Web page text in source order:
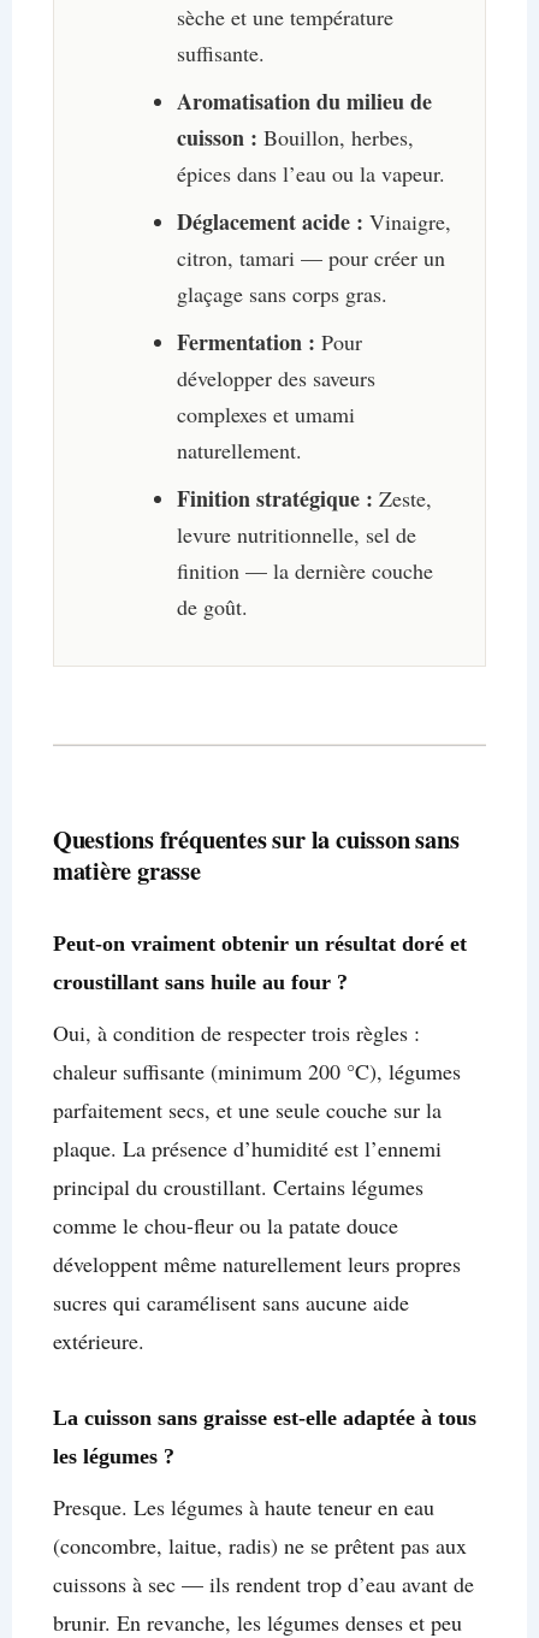
sèche et une température
suffisante.
Aromatisation du milieu de
cuisson : Bouillon, herbes,
épices dans l’eau ou la vapeur.
Déglacement acide : Vinaigre,
citron, tamari — pour créer un
glaçage sans corps gras.
Fermentation : Pour
développer des saveurs
complexes et umami
naturellement.
Finition stratégique : Zeste,
levure nutritionnelle, sel de
finition — la dernière couche
de goût.
Questions fréquentes sur la cuisson sans
matière grasse
Peut-on vraiment obtenir un résultat doré et
croustillant sans huile au four ?
Oui, à condition de respecter trois règles :
chaleur suffisante (minimum 200 °C), légumes
parfaitement secs, et une seule couche sur la
plaque. La présence d’humidité est l’ennemi
principal du croustillant. Certains légumes
comme le chou-fleur ou la patate douce
développent même naturellement leurs propres
sucres qui caramélisent sans aucune aide
extérieure.
La cuisson sans graisse est-elle adaptée à tous
les légumes ?
Presque. Les légumes à haute teneur en eau
(concombre, laitue, radis) ne se prêtent pas aux
cuissons à sec — ils rendent trop d’eau avant de
brunir. En revanche, les légumes denses et peu